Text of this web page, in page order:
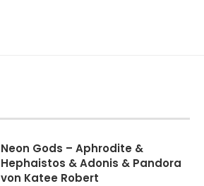
Neon Gods – Aphrodite &
Hephaistos & Adonis & Pandora
von Katee Robert